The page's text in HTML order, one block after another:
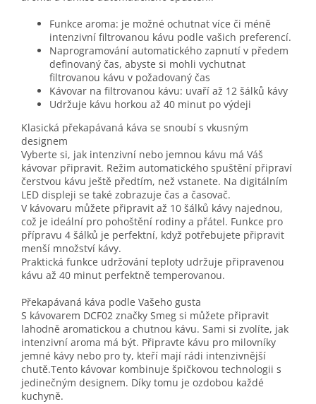
Funkce aroma: je možné ochutnat více či méně
intenzivní filtrovanou kávu podle vašich preferencí.
Naprogramování automatického zapnutí v předem
definovaný čas, abyste si mohli vychutnat
filtrovanou kávu v požadovaný čas
Kávovar na filtrovanou kávu: uvaří až 12 šálků kávy
Udržuje kávu horkou až 40 minut po výdeji
Klasická překapávaná káva se snoubí s vkusným
designem
Vyberte si, jak intenzivní nebo jemnou kávu má Váš
kávovar připravit. Režim automatického spuštění připraví
čerstvou kávu ještě předtím, než vstanete. Na digitálním
LED displeji se také zobrazuje čas a časovač.
V kávovaru můžete připravit až 10 šálků kávy najednou,
což je ideální pro pohoštění rodiny a přátel. Funkce pro
přípravu 4 šálků je perfektní, když potřebujete připravit
menší množství kávy.
Praktická funkce udržování teploty udržuje připravenou
kávu až 40 minut perfektně temperovanou.
Překapávaná káva podle Vašeho gusta
S kávovarem DCF02 značky Smeg si můžete připravit
lahodně aromatickou a chutnou kávu. Sami si zvolíte, jak
intenzivní aroma má být. Připravte kávu pro milovníky
jemné kávy nebo pro ty, kteří mají rádi intenzivnější
chutě.Tento kávovar kombinuje špičkovou technologii s
jedinečným designem. Díky tomu je ozdobou každé
kuchyně.